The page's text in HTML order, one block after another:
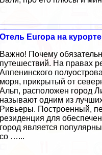
Отель Europa на
Важно! Почему
путешествий. На правах
Аппенинского
моря, прикрытый от
Альп, расположен город
называют одним из
Ривьеры. Построенный,
резиденция для
город является
со …...